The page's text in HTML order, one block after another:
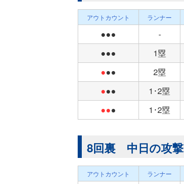
アウトカウント ランナー
●●● -
●●●
1塁
●●● 2塁
●●● 1･2塁
●●● 1･2塁
8回裏 中日の攻撃
アウトカウント ランナー